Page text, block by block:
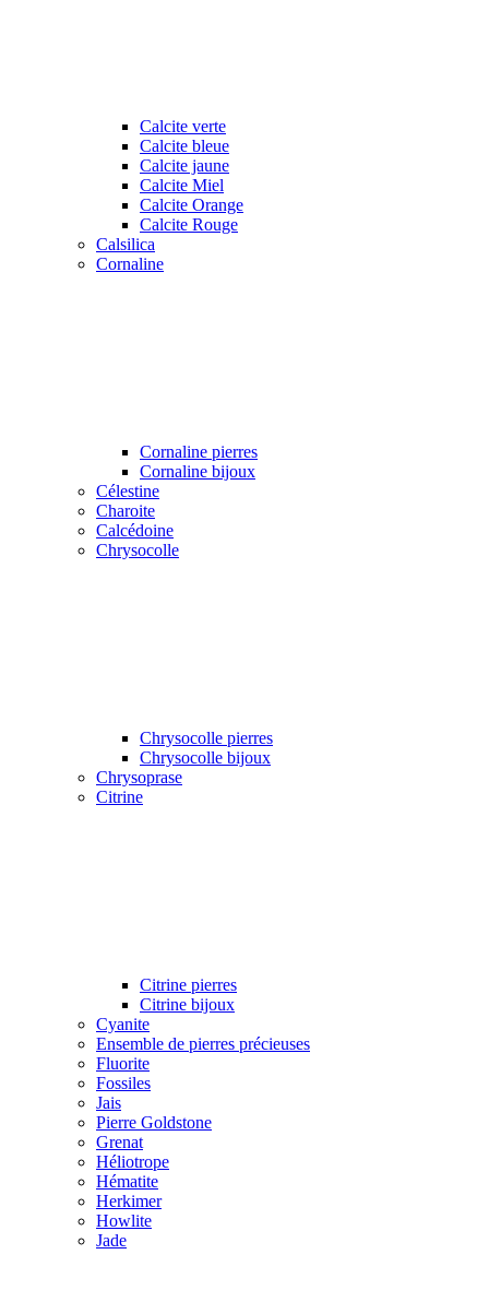
Calcite verte
Calcite bleue
Calcite jaune
Calcite Miel
Calcite Orange
Calcite Rouge
Calsilica
Cornaline
Cornaline pierres
Cornaline bijoux
Célestine
Charoite
Calcédoine
Chrysocolle
Chrysocolle pierres
Chrysocolle bijoux
Chrysoprase
Citrine
Citrine pierres
Citrine bijoux
Cyanite
Ensemble de pierres précieuses
Fluorite
Fossiles
Jais
Pierre Goldstone
Grenat
Héliotrope
Hématite
Herkimer
Howlite
Jade